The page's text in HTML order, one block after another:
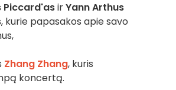
Piccard'asirYann Arthus
, kurie papasakos apie savo
,
Zhang Zhang, kuris
koncertą.